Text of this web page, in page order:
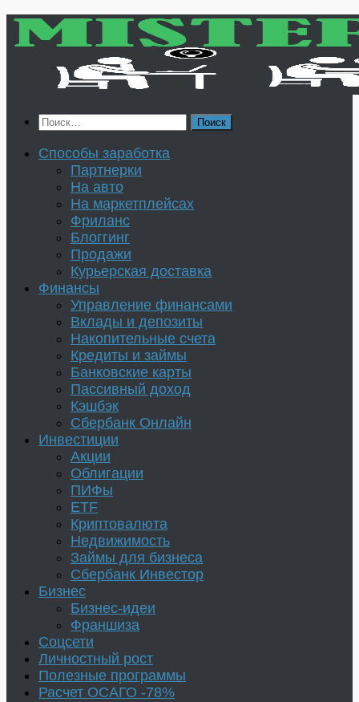
Перейти
Найти:
Способы заработка
Партнерки
На авто
На маркетплейсах
Фриланс
Блоггинг
Продажи
Курьерская доставка
Финансы
Управление финансами
Вклады и депозиты
Накопительные счета
Кредиты и займы
Банковские карты
Пассивный доход
Кэшбэк
Сбербанк Онлайн
Инвестиции
Акции
Облигации
ПИФы
ETF
Криптовалюта
Недвижимость
Займы для бизнеса
Сбербанк Инвестор
Бизнес
Бизнес-идеи
Франшиза
Соцсети
Личностный рост
Полезные программы
Расчет ОСАГО -78%